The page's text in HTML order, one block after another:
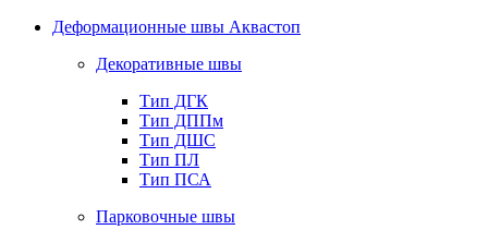
Деформационные швы Аквастоп
Декоративные швы
Тип ДГК
Тип ДППм
Тип ДШС
Тип ПЛ
Тип ПСА
Парковочные швы